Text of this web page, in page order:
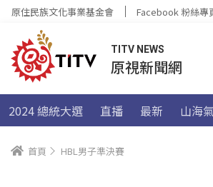
原住民族文化事業基金會 Facebook 粉絲專
TITV NEWS
原視新聞網
2024 總統大選 直播 最新 山海
首頁 HBL男子準決賽